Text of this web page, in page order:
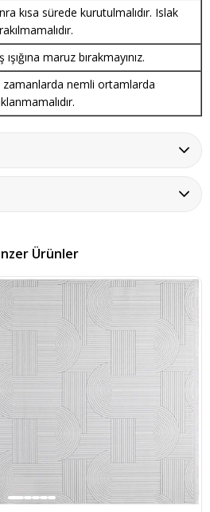
kısa sürede kurutulmalıdır. Islak
maruz bırakmayınız.
zamanlarda nemli ortamlarda
Ürünler